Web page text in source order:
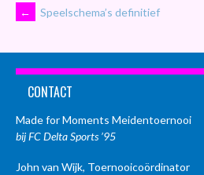
BERICHTNAVIGATIE
← Speelschema’s definitief
CONTACT
Made for Moments Meidentoernooi
bij FC Delta Sports ’95
John van Wijk, Toernooicoördinator